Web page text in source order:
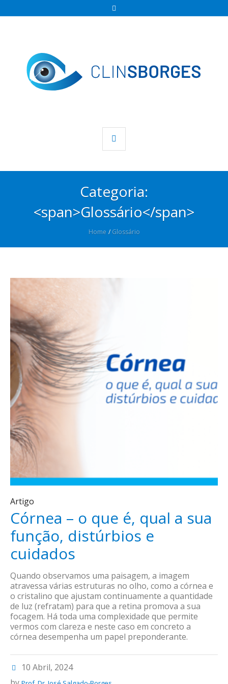
Categoria:
<span>Glossário</span>
Home /Glossário
Artigo
Córnea – o que é, qual a sua
função, distúrbios e
cuidados
Quando observamos uma paisagem, a imagem
atravessa várias estruturas no olho, como a córnea e
o cristalino que ajustam continuamente a quantidade
de luz (refratam) para que a retina promova a sua
focagem. Há toda uma complexidade que permite
vermos com clareza e neste caso em concreto a
córnea desempenha um papel preponderante.
10 Abril, 2024